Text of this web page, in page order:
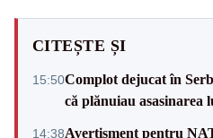
CITEȘTE ȘI
15:50Complot dejucat în
că plănuiau asasinarea
14:38Avertisment pentru